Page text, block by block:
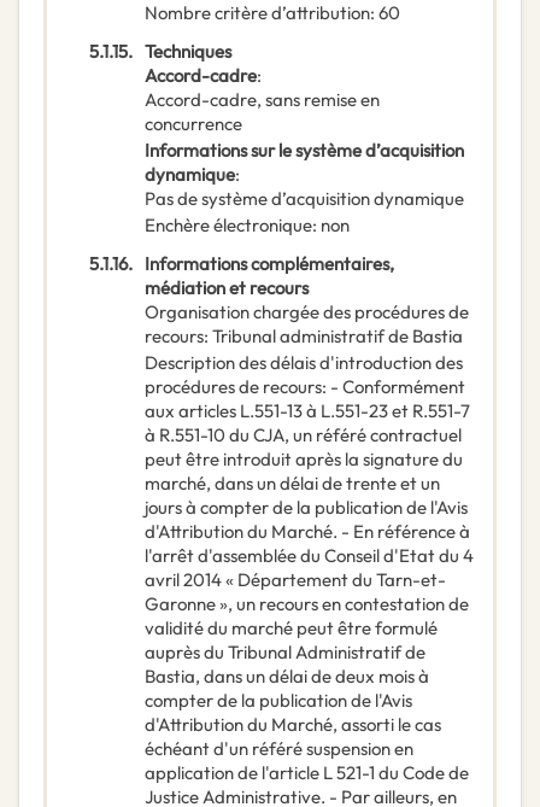
Nombre critère d’attribution: 60
5.1.15. Techniques
Accord-cadre:
Accord-cadre, sans remise en
concurrence
Informations sur le système d’acquisition
dynamique:
Pas de système d’acquisition dynamique
Enchère électronique: non
5.1.16. Informations complémentaires,
médiation et recours
Organisation chargée des procédures de
recours: Tribunal administratif de Bastia
Description des délais d'introduction des
procédures de recours: - Conformément
aux articles L.551-13 à L.551-23 et R.551-7
à R.551-10 du CJA, un référé contractuel
peut être introduit après la signature du
marché, dans un délai de trente et un
jours à compter de la publication de l'Avis
d'Attribution du Marché. - En référence à
l'arrêt d'assemblée du Conseil d'Etat du 4
avril 2014 « Département du Tarn-et-
Garonne », un recours en contestation de
validité du marché peut être formulé
auprès du Tribunal Administratif de
Bastia, dans un délai de deux mois à
compter de la publication de l'Avis
d'Attribution du Marché, assorti le cas
échéant d'un référé suspension en
application de l'article L 521-1 du Code de
Justice Administrative. - Par ailleurs, en